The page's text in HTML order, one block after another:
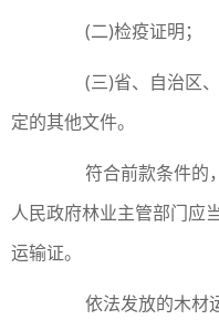
(二)检疫证明；
(三)省、自治区、
定的其他文件。
符合前款条件的
人民政府林业主管部门应
运输证。
依法发放的木材